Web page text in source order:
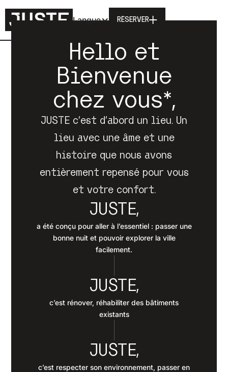
Langue RÉSERVER
Hello et
Bienvenue
chez vous*,
JUSTE c’est d’abord un lieu. Un
lieu avec une âme et une
histoire que nous avons
entièrement repensé pour vous
et votre confort.
JUSTE,
a été conçu pour aller à l’essentiel : passer une
bonne nuit et pouvoir explorer la ville
facilement.
JUSTE,
c’est rénover, réhabiliter des bâtiments
existants
JUSTE,
c’est respecter son environnement, passer en